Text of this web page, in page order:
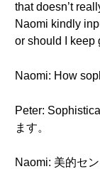
that doesn’t
Naomi kindly
or should I keep
Naomi: How
Peter:
ます。
Naomi: 美的セ